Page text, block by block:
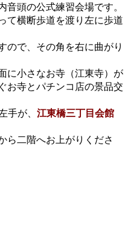
頭の公式練習会場です。
て横断歩道を渡り左に歩道
ので、その角を右に曲がり
に小さなお寺（江東寺）が
お寺とパチンコ店の景品交
手が、 江東橋三丁目会館
ら二階へお上がりくださ